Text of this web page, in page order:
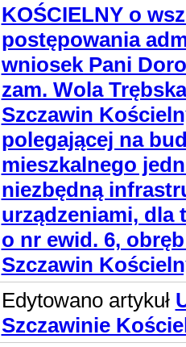
KOŚCIELNY o
postępowania
wniosek Pani
zam. Wola
Szczawin
polegającej na
mieszkalnego
niezbędną
urządzeniami, dla
o nr ewid. 6,
Szczawin
Edytowano artykuł
Szczawinie